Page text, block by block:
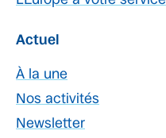
Actuel
À la une
Nos activités
Newsletter